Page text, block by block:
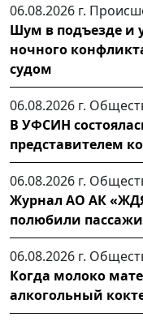
06.08.2026 г.
Шум в подъезде и
ночного
судом
06.08.2026 г.
В УФСИН
представителем
06.08.2026 г.
Журнал АО АК
полюбили
06.08.2026 г.
Когда молоко
алкогольный